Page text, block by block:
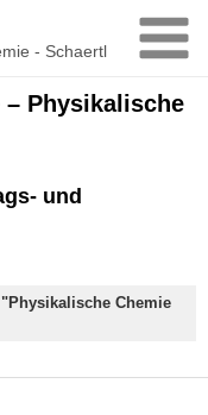
- Schaertl
Physikalische
und
Chemie